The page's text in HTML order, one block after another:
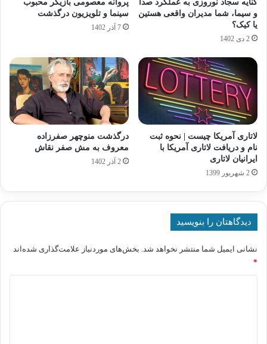
کنایه سجاد نوروزی به عملکرد صدا
و سیما، شما مدیران واقعی هستین
یا کیک؟
2 دی 1402
پروانه معصومی بازیگر محبوب
سینما و تلویزیون درگذشت
7 آذر 1402
لاتاری آمریکا چیست | نحوه ثبت
نام و دریافت لاتاری آمریکا با
ایرانیان لاتاری
2 شهریور 1399
درگذشت منوچهر صفرزاده
معروف به مش صفر نقاش
2 آذر 1402
دیدگاهتان را بنویسید
نشانی ایمیل شما منتشر نخواهد شد. بخش‌های موردنیاز علامت‌گذاری شده‌اند
*